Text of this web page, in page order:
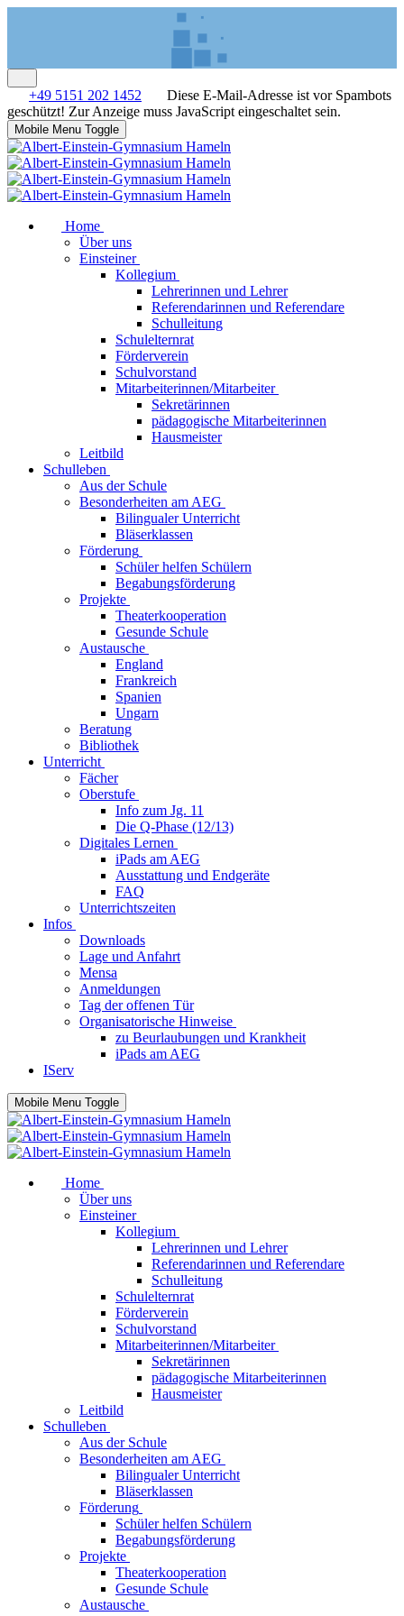
+49 5151 202 1452
Diese E-Mail-Adresse ist vor Spambots
geschützt! Zur Anzeige muss JavaScript eingeschaltet sein.
Mobile Menu Toggle
Home
Über uns
Einsteiner
Kollegium
Lehrerinnen und Lehrer
Referendarinnen und Referendare
Schulleitung
Schulelternrat
Förderverein
Schulvorstand
Mitarbeiterinnen/Mitarbeiter
Sekretärinnen
pädagogische Mitarbeiterinnen
Hausmeister
Leitbild
Schulleben
Aus der Schule
Besonderheiten am AEG
Bilingualer Unterricht
Bläserklassen
Förderung
Schüler helfen Schülern
Begabungsförderung
Projekte
Theaterkooperation
Gesunde Schule
Austausche
England
Frankreich
Spanien
Ungarn
Beratung
Bibliothek
Unterricht
Fächer
Oberstufe
Info zum Jg. 11
Die Q-Phase (12/13)
Digitales Lernen
iPads am AEG
Ausstattung und Endgeräte
FAQ
Unterrichtszeiten
Infos
Downloads
Lage und Anfahrt
Mensa
Anmeldungen
Tag der offenen Tür
Organisatorische Hinweise
zu Beurlaubungen und Krankheit
iPads am AEG
IServ
Mobile Menu Toggle
Home
Über uns
Einsteiner
Kollegium
Lehrerinnen und Lehrer
Referendarinnen und Referendare
Schulleitung
Schulelternrat
Förderverein
Schulvorstand
Mitarbeiterinnen/Mitarbeiter
Sekretärinnen
pädagogische Mitarbeiterinnen
Hausmeister
Leitbild
Schulleben
Aus der Schule
Besonderheiten am AEG
Bilingualer Unterricht
Bläserklassen
Förderung
Schüler helfen Schülern
Begabungsförderung
Projekte
Theaterkooperation
Gesunde Schule
Austausche